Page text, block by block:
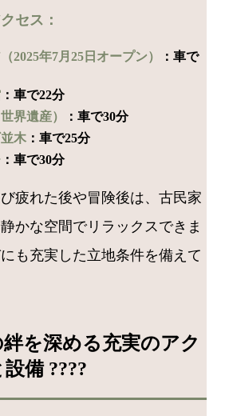
セス：
2025年7月25日オープン）
：車で
：車で22分
界遺産）
：車で30分
木 ：車で25分
：車で30分
疲れた後や冒険後は、古民家
かな空間でリラックスできま
も充実した立地条件を備えて
を深める充実のアク
備 ????